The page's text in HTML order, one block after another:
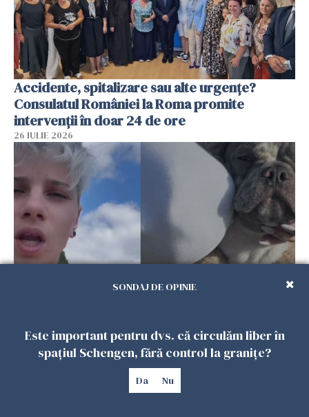
Accidente, spitalizare sau alte urgențe?
Consulatul României la Roma promite
intervenții în doar 24 de ore
26 IULIE 2026
dezbateri aprinse
25 IULIE 2026
SONDAJ DE OPINIE
Este important pentru dvs. că circulăm liber în
spațiul Schengen, fără control la granițe?
Da Nu